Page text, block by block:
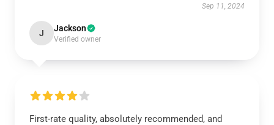
Sep 11, 2024
J Jackson
Verified owner
First-rate quality, absolutely recommended, and